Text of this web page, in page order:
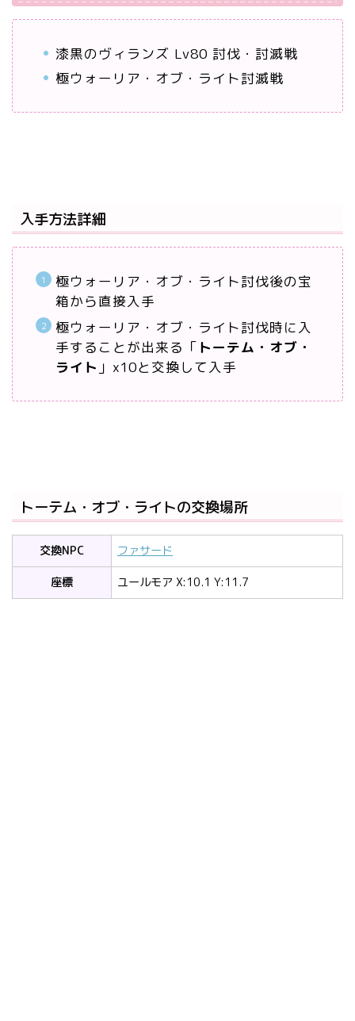
漆黒のヴィランズ Lv80 討伐・討滅戦
極ウォーリア・オブ・ライト討滅戦
入手方法詳細
極ウォーリア・オブ・ライト討伐後の宝
箱から直接入手
極ウォーリア・オブ・ライト討伐時に入
手することが出来る「 トーテム・オブ・
ライト 」x10と交換して入手
トーテム・オブ・ライトの交換場所
交換NPC
ファサード
座標
ユールモア X:10.1 Y:11.7